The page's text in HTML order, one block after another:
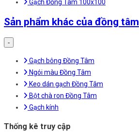
Gạch Đồng Tâm 100x100
Sản phẩm khác của đồng tâm
-
Gạch bông Đồng Tâm
Ngói màu Đồng Tâm
Keo dán gạch Đồng Tâm
Bột chà ron Đồng Tâm
Gạch kính
Thống kê truy cập